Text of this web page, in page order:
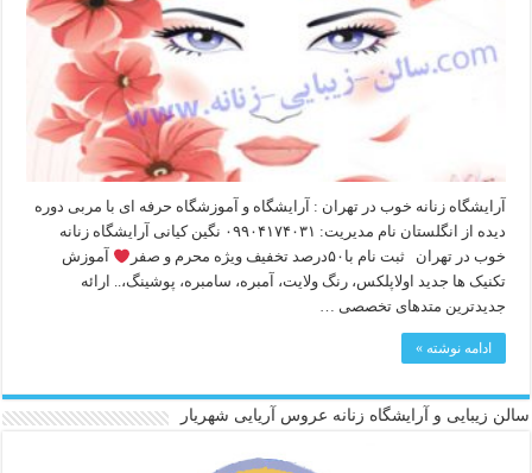
آرایشگاه زنانه خوب در تهران : آرایشگاه و آموزشگاه حرفه ای با مربی دوره
دیده از انگلستان نام مدیریت: ۰۹۹۰۴۱۷۴۰۳۱ نگین کیانی آرایشگاه زنانه
خوب در تهران ثبت نام با۵۰درصد تخفیف ویژه محرم و صفر
آموزش
تکنیک ها جدید اولاپلکس، رنگ ولایت، آمبره، سامبره، پوشینگ،.. ارائه
جدیدترین متدهای تخصصی …
ادامه نوشته »
سالن زیبایی و آرایشگاه زنانه عروس آریایی شهریار